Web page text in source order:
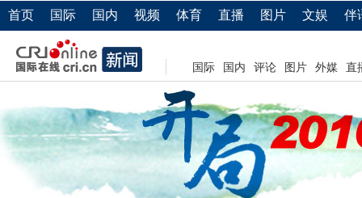
首页 国际 国内 视频 体育 直播 图片 文娱 伴
国际 国内 评论 图片 外媒 直